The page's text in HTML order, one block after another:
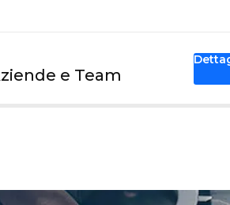
e Team